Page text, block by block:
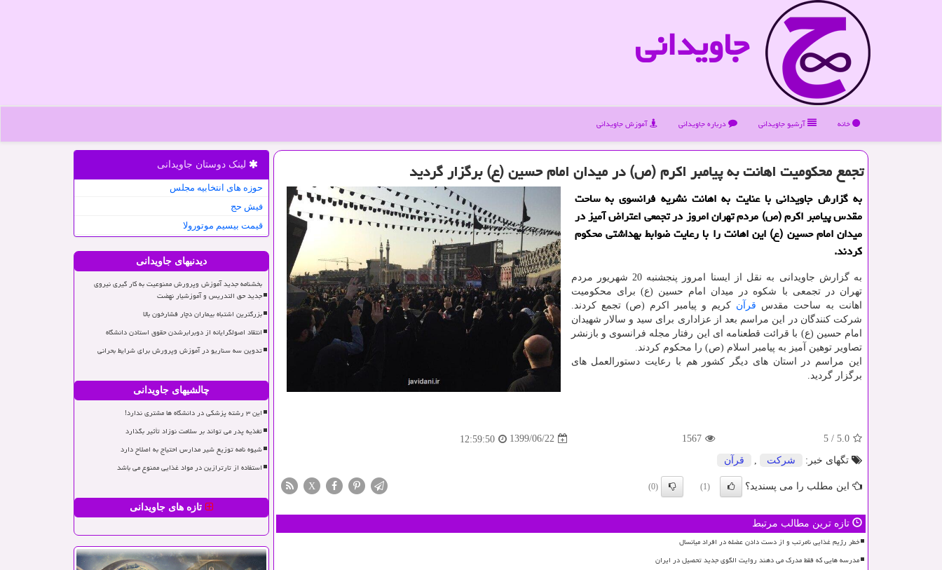
جاویدانی
خانه آرشیو جاویدانی درباره جاویدانی آموزش جاویدانی
تجمع محكومیت اهانت به پیامبر اكرم (ص) در میدان امام حسین (ع) برگزار گردید
به گزارش جاویدانی با عنایت به اهانت نشریه فرانسوی به ساحت
مقدس پیامبر اكرم (ص) مردم تهران امروز در تجمعی اعتراض آمیز در
میدان امام حسین (ع) این اهانت را با رعایت ضوابط بهداشتی محكوم
كردند.
به گزارش جاویدانی به نقل از ایسنا امروز پنجشنبه 20 شهریور مردم
تهران در تجمعی با شکوه در میدان امام حسین (ع) برای محکومیت
اهانت به ساحت مقدس قرآن کریم و پیامبر اکرم (ص) تجمع کردند.
شرکت کنندگان در این مراسم بعد از عزاداری برای سید و سالار شهیدان
امام حسین (ع) با قرائت قطعنامه ای این رفتار مجله فرانسوی و بازنشر
تصاویر توهین آمیز به پیامبر اسلام (ص) را محکوم کردند.
این مراسم در استان های دیگر کشور هم با رعایت دستورالعمل های
برگزار گردید.
5.0
/
5
1567
1399/06/22
12:59:50
تگهای خبر:
شركت قرآن
این مطلب را می پسندید؟ (1)
(0)
X
تازه ترین مطالب مرتبط
خطر رژیم غذایی نامرتب و از دست دادن عضله در افراد میانسال
مدرسه هایی که فقط مدرک می دهند روایت الگوی جدید تحصیل در ایران
لینک دوستان جاویدانی
حوزه های انتخابیه مجلس
فیش حج
قیمت بیسیم موتورولا
دیدنیهای جاویدانی
بخشنامه جدید آموزش وپرورش ممنوعیت به کار گیری نیروی
جدید حق التدریس و آموزشیار نهضت
بزرگترین اشتباه بیماران دچار فشارخون بالا
انتقاد اصولگرایانه از دوبرابرشدن حقوق استادن دانشگاه
تدوین سه سناریو در آموزش وپرورش برای شرایط بحرانی
چالشیهای جاویدانی
این ۳ رشته پزشکی در دانشگاه ها مشتری ندارد!
تغذیه پدر می تواند بر سلامت نوزاد تأثیر بگذارد
شیوه نامه توزیع شیر مدارس احتیاج به اصلاح دارد
استفاده از تارترازین در مواد غذایی ممنوع می باشد
تازه های جاویدانی